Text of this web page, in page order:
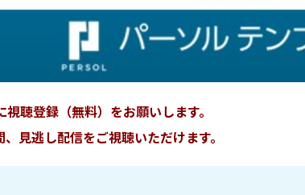
聴登録（無料）をお願いします。
見逃し配信をご視聴いただけます。